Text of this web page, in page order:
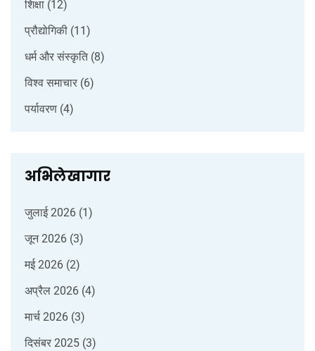
शिक्षा (12)
प्रौद्योगिकी (11)
धर्म और संस्कृति (8)
विश्व समाचार (6)
पर्यावरण (4)
अभिलेखागार
जुलाई 2026 (1)
जून 2026 (3)
मई 2026 (2)
अप्रैल 2026 (4)
मार्च 2026 (3)
दिसंबर 2025 (3)